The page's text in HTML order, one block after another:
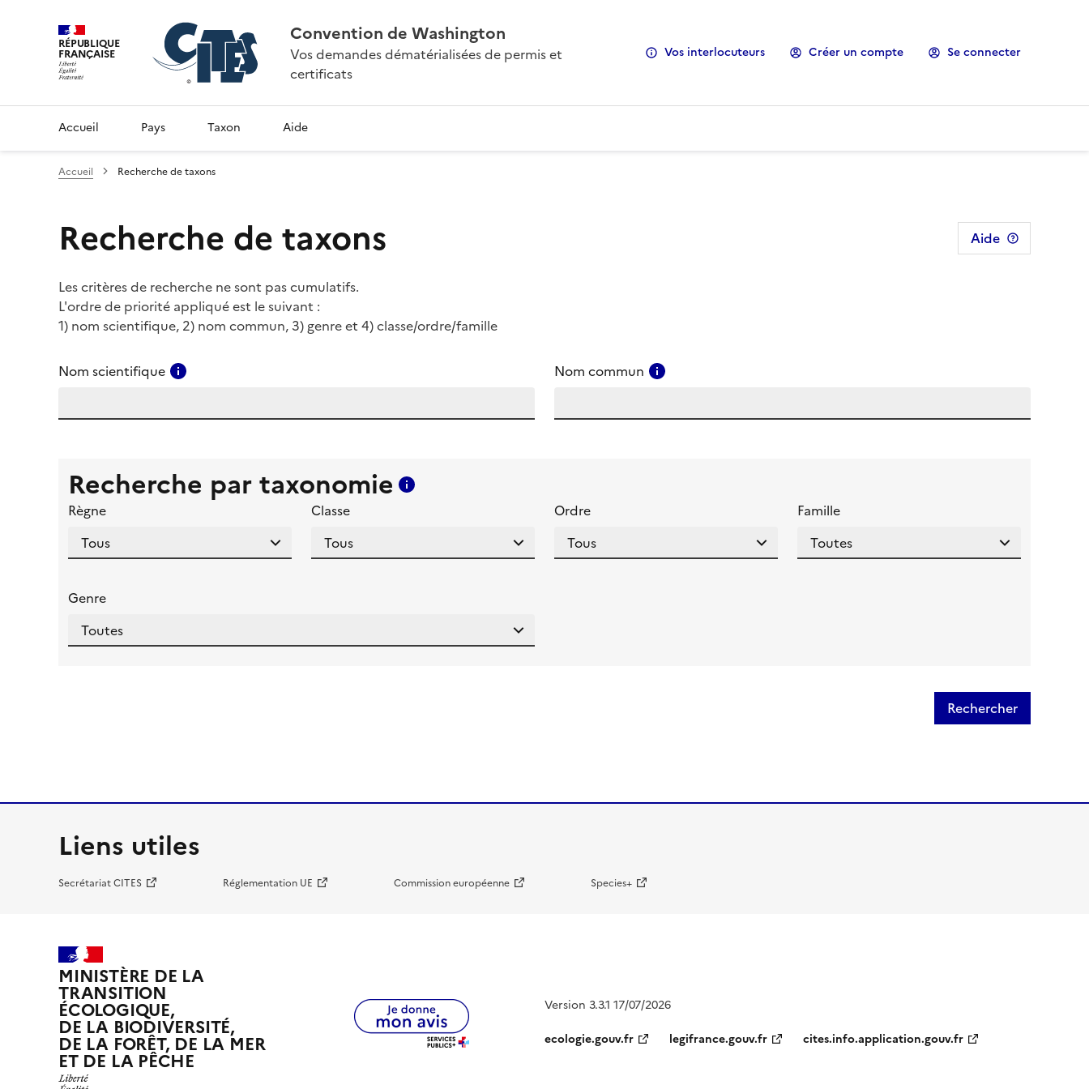
RÉPUBLIQUE
FRANÇAISE
Convention de Washington
Vos demandes dématérialisées de permis et
certificats
Vos interlocuteurs Créer un compte Se connecter
Accueil Pays Taxon Aide
Accueil Recherche de taxons
Recherche de taxons Aide
Les critères de recherche ne sont pas cumulatifs.
L'ordre de priorité appliqué est le suivant :
1) nom scientifique, 2) nom commun, 3) genre et 4) classe/ordre/famille
Nom scientifique Nom commun
Recherche par taxonomie
Règne
Classe Ordre Famille
Genre
Rechercher
Liens utiles
Secrétariat CITES Réglementation UE Commission européenne Species+
MINISTÈRE DE LA
TRANSITION
ÉCOLOGIQUE,
DE LA BIODIVERSITÉ,
DE LA FORÊT, DE LA MER
ET DE LA PÊCHE
Version 3.3.1 17/07/2026
ecologie.gouv.fr
legifrance.gouv.fr cites.info.application.gouv.fr